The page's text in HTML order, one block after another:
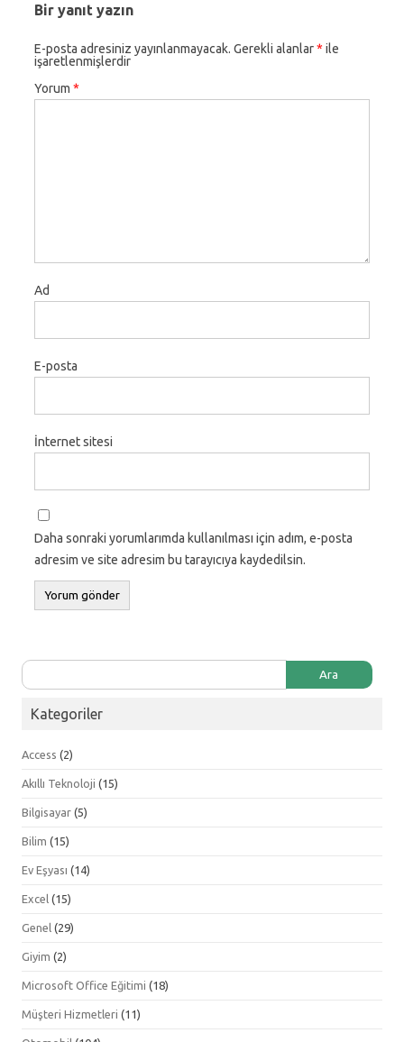
Bir yanıt yazın
E-posta adresiniz yayınlanmayacak. Gerekli alanlar* ile
işaretlenmişlerdir
Yorum *
Ad
E-posta
İnternet sitesi
Daha sonraki yorumlarımda kullanılması için adım, e-posta
adresim ve site adresim bu tarayıcıya kaydedilsin.
Arama:
Kategoriler
Access (2)
Akıllı Teknoloji (15)
Bilgisayar (5)
Bilim (15)
Ev Eşyası (14)
Excel (15)
Genel (29)
Giyim (2)
Microsoft Office Eğitimi (18)
Müşteri Hizmetleri (11)